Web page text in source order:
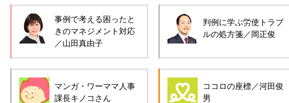
事例で考える困ったと
きのマネジメント対応
／山田真由子
判例に学ぶ労使トラブ
ルの処方箋／岡正俊
マンガ・ワーママ人事
課長キノコさん
ココロの座標／河田俊
男